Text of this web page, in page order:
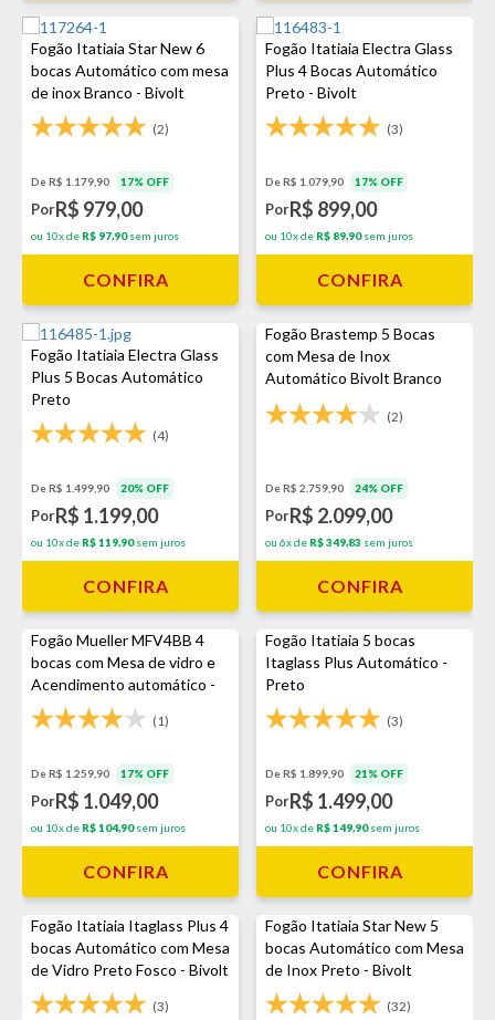
Fogão Itatiaia Star New 6
bocas Automático com mesa
de inox Branco - Bivolt
(2)
De R$ 1.179,90 17% OFF
PorR$ 979,00
ou 10x de R$ 97,90sem juros
CONFIRA
Fogão Itatiaia Electra Glass
Plus 4 Bocas Automático
Preto - Bivolt
(3)
De R$ 1.079,90 17% OFF
PorR$ 899,00
ou 10x de R$ 89,90sem juros
CONFIRA
Fogão Itatiaia Electra Glass
Plus 5 Bocas Automático
Preto
(4)
De R$ 1.499,90 20% OFF
PorR$ 1.199,00
ou 10x de R$ 119,90sem juros
CONFIRA
Fogão Brastemp 5 Bocas
com Mesa de Inox
Automático Bivolt Branco
(2)
De R$ 2.759,90 24% OFF
PorR$ 2.099,00
ou 6x de R$ 349,83 sem juros
CONFIRA
Fogão Mueller MFV4BB 4
bocas com Mesa de vidro e
Acendimento automático -
Preto/Fosco
(1)
De R$ 1.259,90 17% OFF
PorR$ 1.049,00
ou 10x de R$ 104,90sem juros
CONFIRA
Fogão Itatiaia 5 bocas
Itaglass Plus Automático -
Preto
(3)
De R$ 1.899,90 21% OFF
PorR$ 1.499,00
ou 10x de R$ 149,90sem juros
CONFIRA
Fogão Itatiaia Itaglass Plus 4
bocas Automático com Mesa
de Vidro Preto Fosco - Bivolt
(3)
Fogão Itatiaia Star New 5
bocas Automático com Mesa
de Inox Preto - Bivolt
(32)